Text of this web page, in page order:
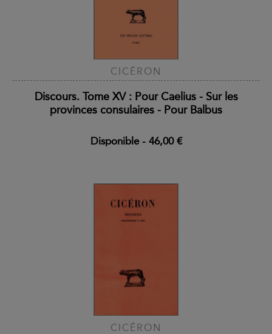
CICÉRON
Discours. Tome XV : Pour Caelius - Sur les
provinces consulaires - Pour Balbus
Disponible- 46,00 €
CICÉRON